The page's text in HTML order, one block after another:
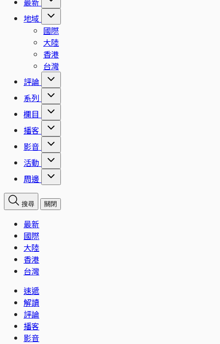
地域
國際
大陸
香港
台灣
評論
系列
欄目
播客
影音
活動
周邊
搜尋 關閉
最新
國際
大陸
香港
台灣
速遞
解讀
評論
播客
影音